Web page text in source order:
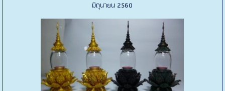
มิถุนายน 2560